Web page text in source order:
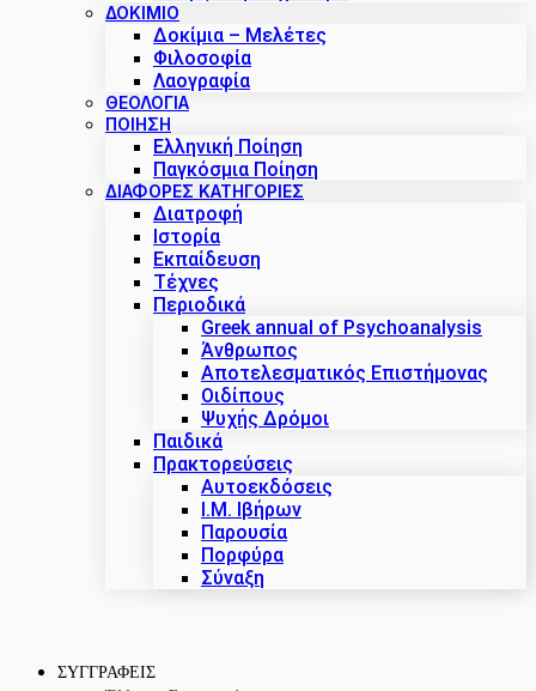
ΔΟΚΊΜΙΟ
Δοκίμια – Μελέτες
Φιλοσοφία
Λαογραφία
ΘΕΟΛΟΓΙΑ
ΠΟΙΗΣΗ
Ελληνική Ποίηση
Παγκόσμια Ποίηση
ΔΙΑΦΟΡΕΣ ΚΑΤΗΓΟΡΙΕΣ
Διατροφή
Ιστορία
Εκπαίδευση
Τέχνες
Περιοδικά
Greek annual of Psychoanalysis
Άνθρωπος
Αποτελεσματικός Επιστήμονας
Οιδίπους
Ψυχής Δρόμοι
Παιδικά
Πρακτoρεύσεις
Αυτοεκδόσεις
Ι.Μ. Ιβήρων
Παρουσία
Πορφύρα
Σύναξη
ΣΥΓΓΡΑΦΕΙΣ